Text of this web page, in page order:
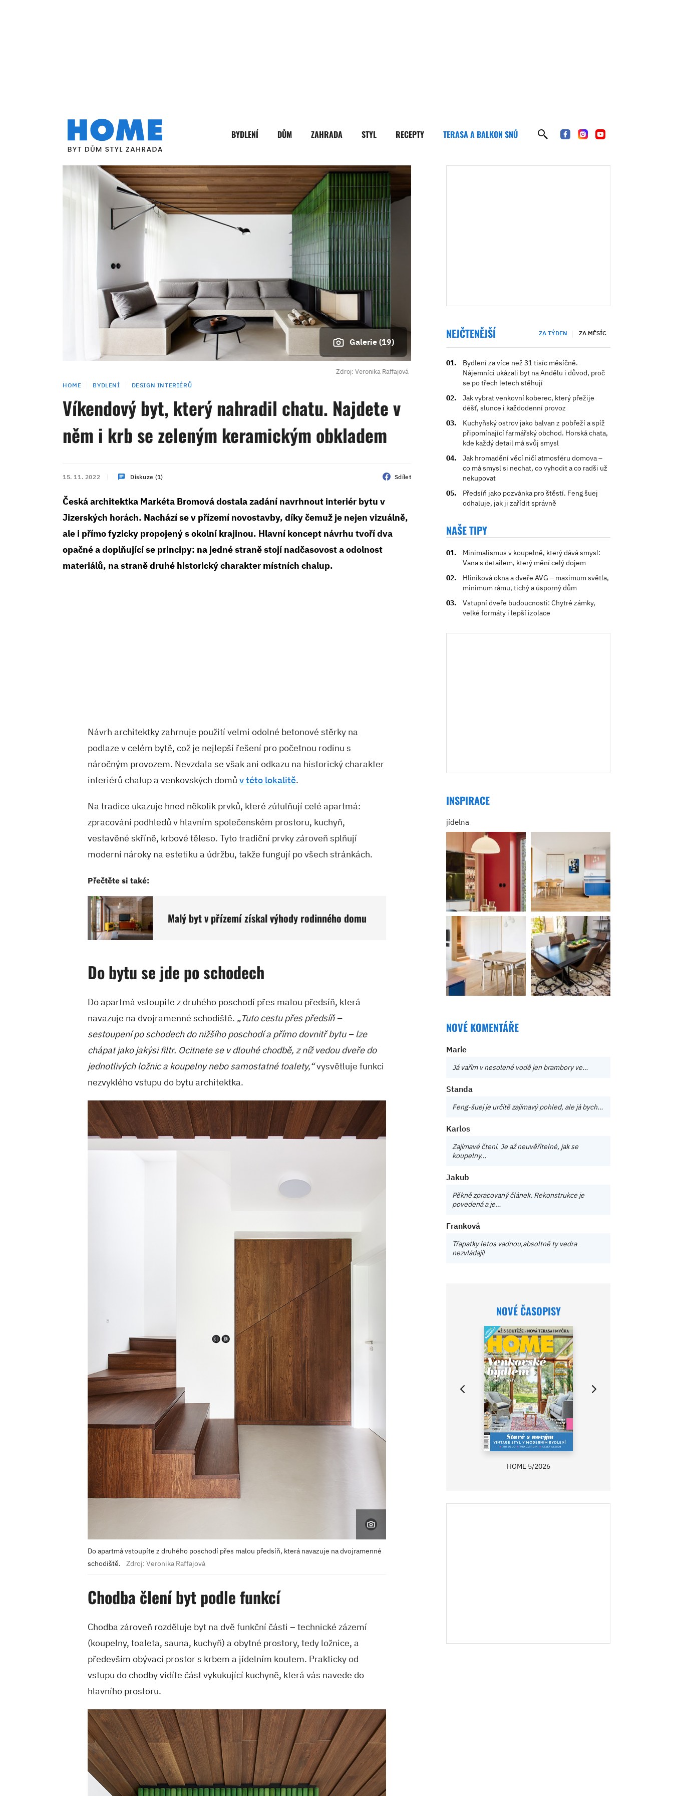
BYDLENÍ DŮM ZAHRADA STYL RECEPTY TERASA A BALKON SNŮ
Galerie (19)
Zdroj: Veronika Raffajová
HOME BYDLENÍ DESIGN INTERIÉRŮ
Víkendový byt, který nahradil chatu. Najdete v
něm i krb se zeleným keramickým obkladem
15. 11. 2022 Diskuze (1) Sdílet
Česká architektka Markéta Bromová dostala zadání navrhnout interiér bytu v
Jizerských horách. Nachází se v přízemí novostavby, díky čemuž je nejen vizuálně,
ale i přímo fyzicky propojený s okolní krajinou. Hlavní koncept návrhu tvoří dva
opačné a doplňující se principy: na jedné straně stojí nadčasovost a odolnost
materiálů, na straně druhé historický charakter místních chalup.
Návrh architektky zahrnuje použití velmi odolné betonové stěrky na
podlaze v celém bytě, což je nejlepší řešení pro početnou rodinu s
náročným provozem. Nevzdala se však ani odkazu na historický charakter
interiérů chalup a venkovských domů v této lokalitě.
Na tradice ukazuje hned několik prvků, které zútulňují celé apartmá:
zpracování podhledů v hlavním společenském prostoru, kuchyň,
vestavěné skříně, krbové těleso. Tyto tradiční prvky zároveň splňují
moderní nároky na estetiku a údržbu, takže fungují po všech stránkách.
Přečtěte si také:
Malý byt v přízemí získal výhody rodinného domu
Do bytu se jde po schodech
Do apartmá vstoupíte z druhého poschodí přes malou předsíň, která
navazuje na dvojramenné schodiště. „Tuto cestu přes předsíň –
sestoupení po schodech do nižšího poschodí a přímo dovnitř bytu – lze
chápat jako jakýsi filtr. Ocitnete se v dlouhé chodbě, z níž vedou dveře do
jednotlivých ložnic a koupelny nebo samostatné toalety,“vysvětluje funkci
nezvyklého vstupu do bytu architektka.
Do apartmá vstoupíte z druhého poschodí přes malou předsíň, která navazuje na dvojramenné
schodiště.
Zdroj: Veronika Raffajová
Chodba člení byt podle funkcí
Chodba zároveň rozděluje byt na dvě funkční části – technické zázemí
(koupelny, toaleta, sauna, kuchyň) a obytné prostory, tedy ložnice, a
především obývací prostor s krbem a jídelním koutem. Prakticky od
vstupu do chodby vidíte část vykukující kuchyně, která vás navede do
hlavního prostoru.
NEJČTENĚJŠÍ ZA TÝDEN ZA MĚSÍC
Bydlení za více než 31 tisíc měsíčně.
Nájemníci ukázali byt na Andělu i důvod, proč
se po třech letech stěhují
Jak vybrat venkovní koberec, který přežije
déšť, slunce i každodenní provoz
Kuchyňský ostrov jako balvan z pobřeží a spíž
připomínající farmářský obchod. Horská chata,
kde každý detail má svůj smysl
Jak hromadění věcí ničí atmosféru domova –
co má smysl si nechat, co vyhodit a co radši už
nekupovat
Předsíň jako pozvánka pro štěstí. Feng šuej
odhaluje, jak ji zařídit správně
NAŠE TIPY
Minimalismus v koupelně, který dává smysl:
Vana s detailem, který mění celý dojem
Hliníková okna a dveře AVG – maximum světla,
minimum rámu, tichý a úsporný dům
Vstupní dveře budoucnosti: Chytré zámky,
velké formáty i lepší izolace
INSPIRACE
jídelna
NOVÉ KOMENTÁŘE
Marie
Já vařím v nesolené vodě jen brambory ve…
Standa
Feng-šuej je určitě zajímavý pohled, ale já bych…
Karlos
Zajímavé čtení. Je až neuvěřitelné, jak se
koupelny…
Jakub
Pěkně zpracovaný článek. Rekonstrukce je
povedená a je…
Franková
Třapatky letos vadnou,absoltně ty vedra
nezvládají!
NOVÉ ČASOPISY
HOME 5/2026